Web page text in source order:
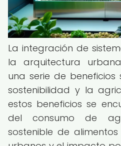
La integración de
la arquitectura
una serie de
sostenibilidad y la
estos beneficios se
del consumo de
sostenible de